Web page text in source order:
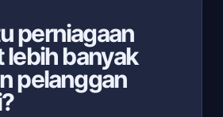
perniagaan
lebih banyak
pelanggan